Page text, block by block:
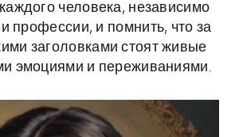
человека, независимо
и профессии, и помнить, что за
заголовками стоят живые
эмоциями и переживаниями.